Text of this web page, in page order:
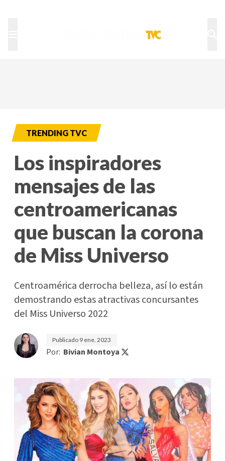
TRENDING TVC
Los inspiradores
mensajes de las
centroamericanas
que buscan la corona
de Miss Universo
Centroamérica derrocha belleza, así lo están
demostrando estas atractivas concursantes
del Miss Universo 2022
Publicado 9 ene. 2023
Por: Bivian Montoya